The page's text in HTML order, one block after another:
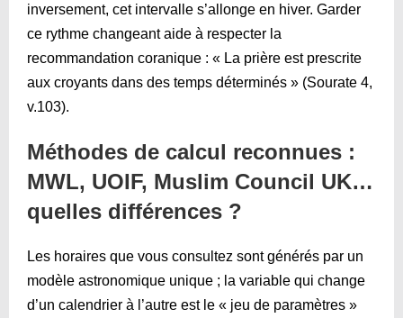
inversement, cet intervalle s’allonge en hiver. Garder
ce rythme changeant aide à respecter la
recommandation coranique : « La prière est prescrite
aux croyants dans des temps déterminés » (Sourate 4,
v.103).
Méthodes de calcul reconnues :
MWL, UOIF, Muslim Council UK…
quelles différences ?
Les horaires que vous consultez sont générés par un
modèle astronomique unique ; la variable qui change
d’un calendrier à l’autre est le « jeu de paramètres »